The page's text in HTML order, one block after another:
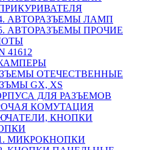
АВТОРАЗЪЕМЫ ЛАМП
АВТОРАЗЪЕМЫ ПРОЧИЕ
41612
ОТЕЧЕСТВЕННЫЕ
GX, XS
ДЛЯ РАЗЪЕМОВ
КОМУТАЦИЯ
КНОПКИ
МИКРОКНОПКИ